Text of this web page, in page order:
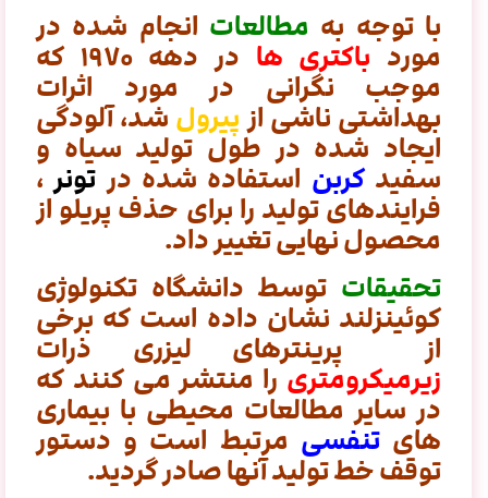
با توجه به مطالعاتانجام شده در
مورد باکتری ها در دهه ۱۹۷۰ که
موجب نگرانی در مورد اثرات
بهداشتی ناشی ازپیرولشد، آلودگی
ایجاد شده در طول تولید سیاه و
سفید کربناستفاده شده در تونر
فرایندهای تولید را برای حذف پریلو از
محصول نهایی تغییر داد.
تحقیقاتتوسط دانشگاه تکنولوژی
کوئینزلند نشان داده است که برخی
از پرینترهای لیزری ذرات
زیرمیکرومتریرا منتشر می کنند که
در سایر مطالعات محیطی با بیماری
های تنفسیمرتبط است و دستور
توقف خط تولید آنها صادر گردید.